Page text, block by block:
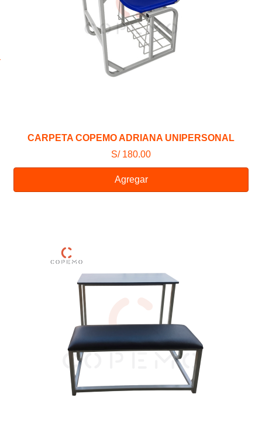
CARPETA COPEMO ADRIANA UNIPERSONAL
S/ 180.00
Agregar